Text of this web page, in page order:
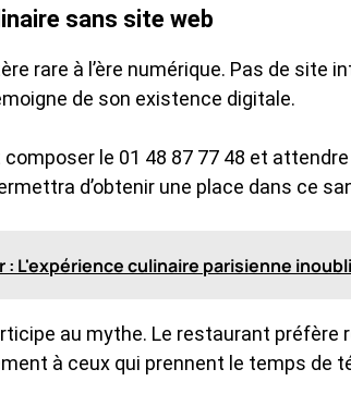
sans site web
rare à l’ère numérique. Pas de site
de son existence digitale.
le 01 48 87 77 48 et
d’obtenir une place dans ce
: L'expérience culinaire parisienne
au mythe. Le restaurant préfère
à ceux qui prennent le temps de